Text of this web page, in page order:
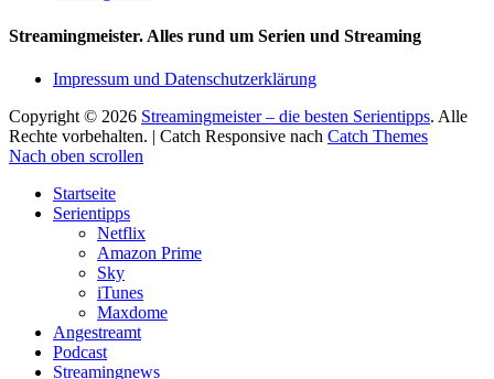
Streamingmeister. Alles rund um Serien und Streaming
Impressum und Datenschutzerklärung
Copyright © 2026 Streamingmeister – die besten Serientipps. Alle
Rechte vorbehalten. | Catch Responsive nach Catch Themes
Nach oben scrollen
Startseite
Serientipps
Netflix
Amazon Prime
Sky
iTunes
Maxdome
Angestreamt
Podcast
Streamingnews